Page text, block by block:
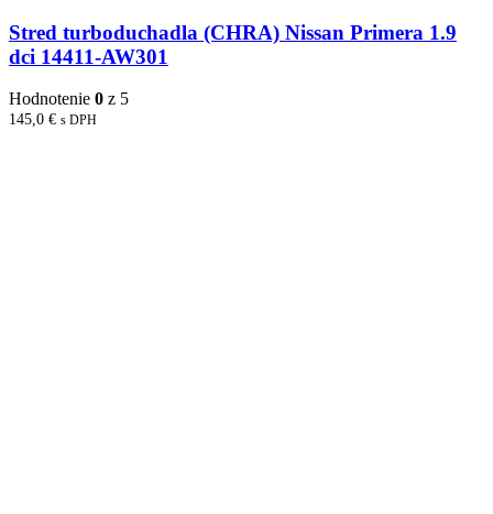
Stred turboduchadla (CHRA) Nissan Primera 1.9
dci 14411-AW301
Hodnotenie 0 z 5
145,0 € s DPH